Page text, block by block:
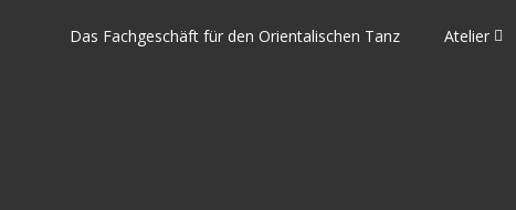
Das Fachgeschäft für den Orientalischen Tanz Atelier